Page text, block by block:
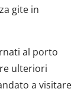
gite in
al porto
ulteriori
a visitare